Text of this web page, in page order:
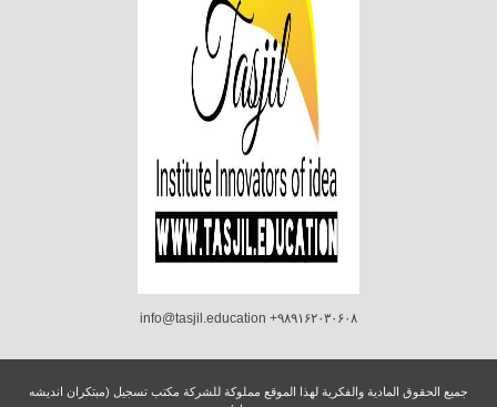
info@tasjil.education +۹۸۹۱۶۲۰۳۰۶۰۸
جميع الحقوق المادية والفكرية لهذا الموقع مملوكة للشركة مكتب تسجيل (مبتکران اندیشه